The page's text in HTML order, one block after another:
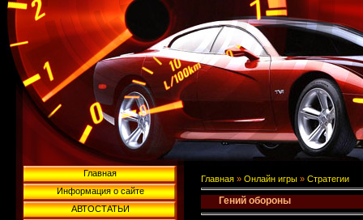
Главная
Информация о сайте
АВТОСТАТЬИ
Главная » Онлайн игры » Стратегии
Гений обороны